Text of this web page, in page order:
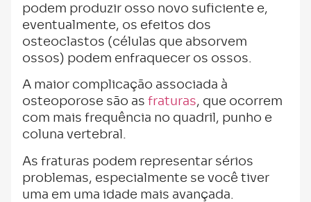
podem produzir osso novo suficiente e,
eventualmente, os efeitos dos
osteoclastos (células que absorvem
ossos) podem enfraquecer os ossos.
A maior complicação associada à
osteoporose são as fraturas, que ocorrem
com mais frequência no quadril, punho e
coluna vertebral.
As fraturas podem representar sérios
problemas, especialmente se você tiver
uma em uma idade mais avançada.